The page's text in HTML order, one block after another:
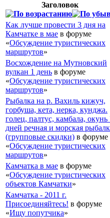
Заголовок
Как лучше провести 3 дня на
Камчатке в мае в форуме
«Обсуждение туристических
маршрутов»
Восхождение на Мутновский
вулкан 1 день в форуме
«Обсуждение туристических
маршрутов»
Рыбалка на р. Вахиль кижуч,
горбуша, кета, нерка, кунджа.
голец, палтус, камбала, окунь
дней речная и морская
(групповые скидки) в форуме
«Обсуждение туристических
маршрутов»
Камчатка в мае в форуме
«Обсуждение туристических
объектов Камчатки»
Камчатка - 2011 г.
Присоединяйтесь! в форуме
«Ищу попутчика»